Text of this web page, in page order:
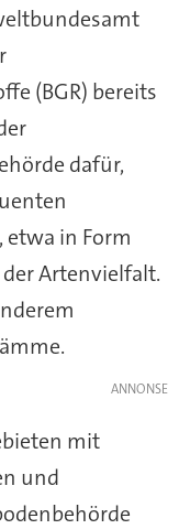
(BGR) bereits
dafür,
in Form
Artenvielfalt.
mit
und